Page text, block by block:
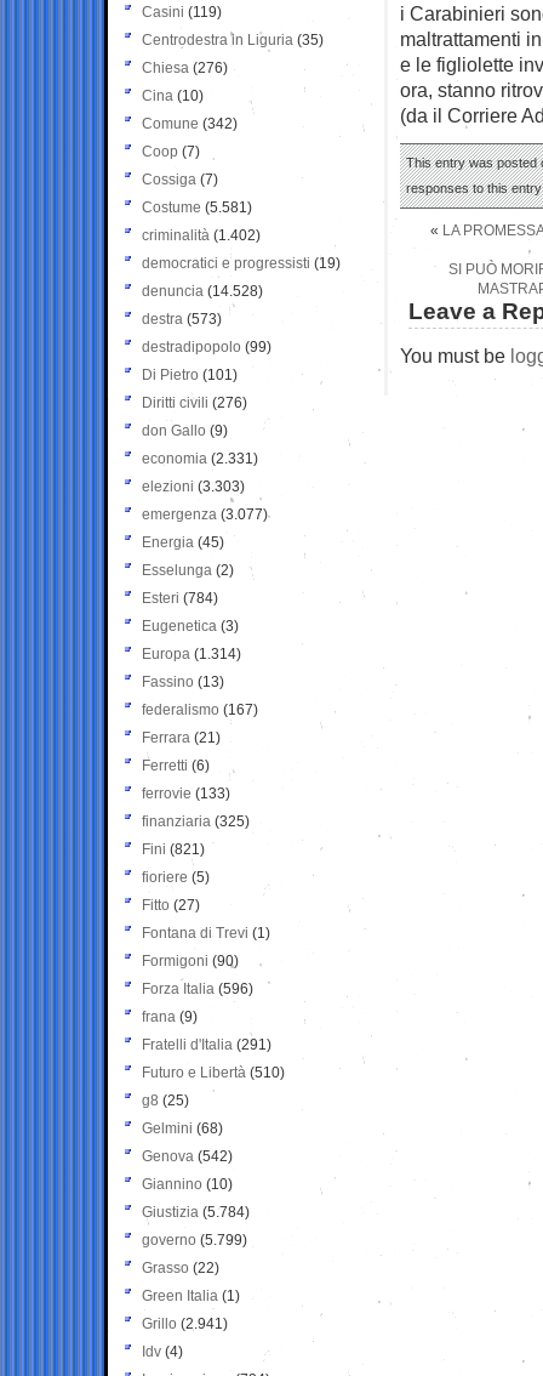
i Carabinieri
maltrattamenti
e le figliolette
ora, stanno
(da il Corriere
This entry was posted
responses to this
« LA
SI PUÒ
Leave a
You must be
Casini (119)
Centrodestra in Liguria (35)
Chiesa (276)
Cina (10)
Comune (342)
Coop (7)
Cossiga (7)
Costume (5.581)
criminalità (1.402)
democratici e progressisti (19)
denuncia (14.528)
destra (573)
destradipopolo (99)
Di Pietro (101)
Diritti civili (276)
don Gallo (9)
economia (2.331)
elezioni (3.303)
emergenza (3.077)
Energia (45)
Esselunga (2)
Esteri (784)
Eugenetica (3)
Europa (1.314)
Fassino (13)
federalismo (167)
Ferrara (21)
Ferretti (6)
ferrovie (133)
finanziaria (325)
Fini (821)
fioriere (5)
Fitto (27)
Fontana di Trevi (1)
Formigoni (90)
Forza Italia (596)
frana (9)
Fratelli d'Italia (291)
Futuro e Libertà (510)
g8 (25)
Gelmini (68)
Genova (542)
Giannino (10)
Giustizia (5.784)
governo (5.799)
Grasso (22)
Green Italia (1)
Grillo (2.941)
Idv (4)